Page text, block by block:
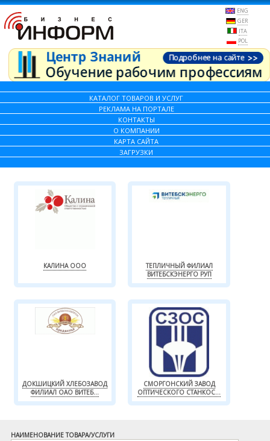
ENG
GER
ITA
POL
КАТАЛОГ ТОВАРОВ И УСЛУГ
РЕКЛАМА НА ПОРТАЛЕ
КОНТАКТЫ
О КОМПАНИИ
КАРТА САЙТА
ЗАГРУЗКИ
КАЛИНА ООО
ТЕПЛИЧНЫЙ ФИЛИАЛ
ВИТЕБСКЭНЕРГО РУП
ДОКШИЦКИЙ ХЛЕБОЗАВОД
ФИЛИАЛ ОАО ВИТЕБ...
СМОРГОНСКИЙ ЗАВОД
ОПТИЧЕСКОГО СТАНКОС...
НАИМЕНОВАНИЕ ТОВАРА/УСЛУГИ